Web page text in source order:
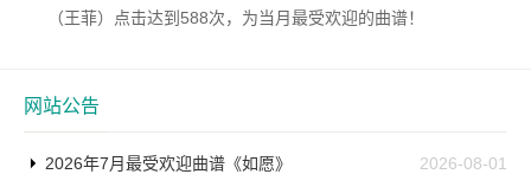
（王菲）点击达到588次，为当月最受欢迎的曲谱！
网站公告
2026-08-01
2026年7月最受欢迎曲谱《如愿》